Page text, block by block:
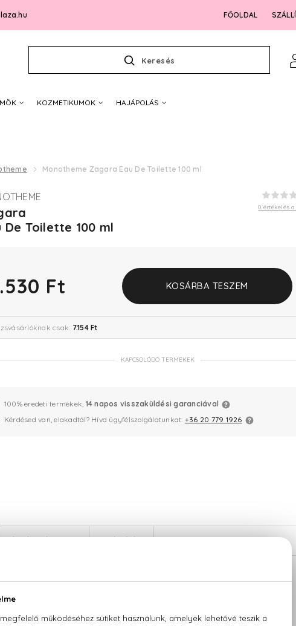
FŐOLDAL
Keresés
KOZMETIKUMOK HAJÁPOLÁS
Monotheme Zagara Eau De Toilette 100 ml
0 értékelés
De Toilette 100 ml
Ft KOSÁRBA TESZEM
csak: 7.154 Ft
KAPCSOLÓDÓ TERMÉKEK
100% eredeti termékek, 14 napos visszaküldési garanciával
Kérdésed van, elakadtál? Hívd ügyfélszolgálatunkat: +36 20 779 1926
Zagara Eau De Toilette 100 ml